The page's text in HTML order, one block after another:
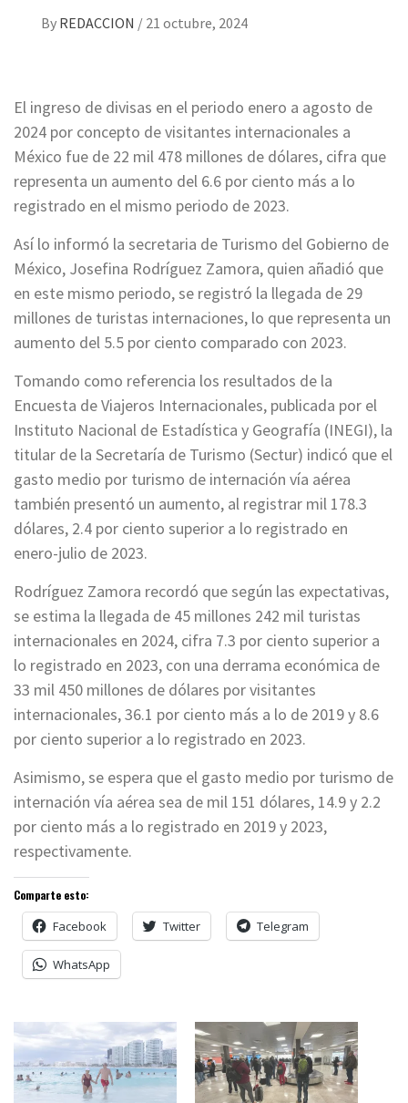
By REDACCION / 21 octubre, 2024
El ingreso de divisas en el periodo enero a agosto de
2024 por concepto de visitantes internacionales a
México fue de 22 mil 478 millones de dólares, cifra que
representa un aumento del 6.6 por ciento más a lo
registrado en el mismo periodo de 2023.
Así lo informó la secretaria de Turismo del Gobierno de
México, Josefina Rodríguez Zamora, quien añadió que
en este mismo periodo, se registró la llegada de 29
millones de turistas internaciones, lo que representa un
aumento del 5.5 por ciento comparado con 2023.
Tomando como referencia los resultados de la
Encuesta de Viajeros Internacionales, publicada por el
Instituto Nacional de Estadística y Geografía (INEGI), la
titular de la Secretaría de Turismo (Sectur) indicó que el
gasto medio por turismo de internación vía aérea
también presentó un aumento, al registrar mil 178.3
dólares, 2.4 por ciento superior a lo registrado en
enero-julio de 2023.
Rodríguez Zamora recordó que según las expectativas,
se estima la llegada de 45 millones 242 mil turistas
internacionales en 2024, cifra 7.3 por ciento superior a
lo registrado en 2023, con una derrama económica de
33 mil 450 millones de dólares por visitantes
internacionales, 36.1 por ciento más a lo de 2019 y 8.6
por ciento superior a lo registrado en 2023.
Asimismo, se espera que el gasto medio por turismo de
internación vía aérea sea de mil 151 dólares, 14.9 y 2.2
por ciento más a lo registrado en 2019 y 2023,
respectivamente.
Comparte esto:
Facebook Twitter Telegram
WhatsApp